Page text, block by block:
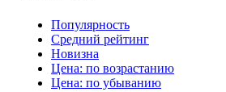
Популярность
Средний рейтинг
Новизна
Цена: по возрастанию
Цена: по убыванию